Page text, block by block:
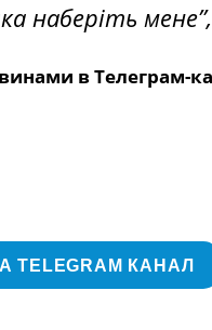
наберіть мене”
в Телеграм-
TELEGRAM КАНАЛ